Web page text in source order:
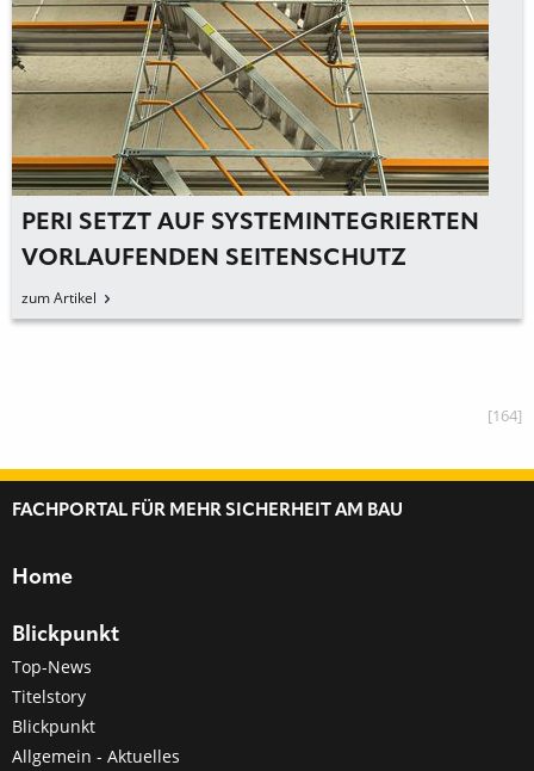
PERI SETZT AUF SYSTEMINTEGRIERTEN
VORLAUFENDEN SEITENSCHUTZ
zum Artikel
[164]
FACHPORTAL FÜR MEHR SICHERHEIT AM BAU
Home
Blickpunkt
Top-News
Titelstory
Blickpunkt
Allgemein - Aktuelles